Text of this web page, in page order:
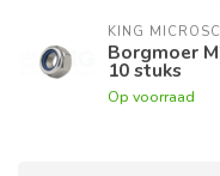
KING
Borgmoer
10 stuks
Op voorraad